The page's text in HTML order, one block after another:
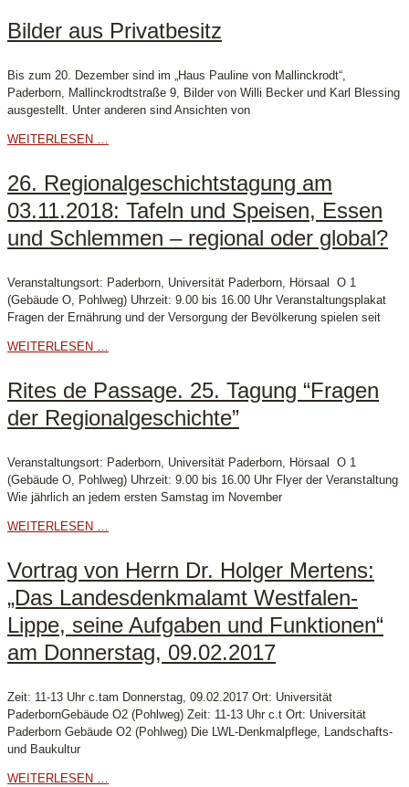
Bilder aus Privatbesitz
Bis zum 20. Dezember sind im „Haus Pauline von Mallinckrodt“,
Paderborn, Mallinckrodtstraße 9, Bilder von Willi Becker und Karl Blessing
ausgestellt. Unter anderen sind Ansichten von
WEITERLESEN …
26. Regionalgeschichtstagung am
03.11.2018: Tafeln und Speisen, Essen
und Schlemmen – regional oder global?
Veranstaltungsort: Paderborn, Universität Paderborn, Hörsaal O 1
(Gebäude O, Pohlweg) Uhrzeit: 9.00 bis 16.00 Uhr Veranstaltungsplakat
Fragen der Ernährung und der Versorgung der Bevölkerung spielen seit
WEITERLESEN …
Rites de Passage. 25. Tagung “Fragen
der Regionalgeschichte”
Veranstaltungsort: Paderborn, Universität Paderborn, Hörsaal O 1
(Gebäude O, Pohlweg) Uhrzeit: 9.00 bis 16.00 Uhr Flyer der Veranstaltung
Wie jährlich an jedem ersten Samstag im November
WEITERLESEN …
Vortrag von Herrn Dr. Holger Mertens:
„Das Landesdenkmalamt Westfalen-
Lippe, seine Aufgaben und Funktionen“
am Donnerstag, 09.02.2017
Zeit: 11-13 Uhr c.tam Donnerstag, 09.02.2017 Ort: Universität
PaderbornGebäude O2 (Pohlweg) Zeit: 11-13 Uhr c.t Ort: Universität
Paderborn Gebäude O2 (Pohlweg) Die LWL-Denkmalpflege, Landschafts-
und Baukultur
WEITERLESEN …